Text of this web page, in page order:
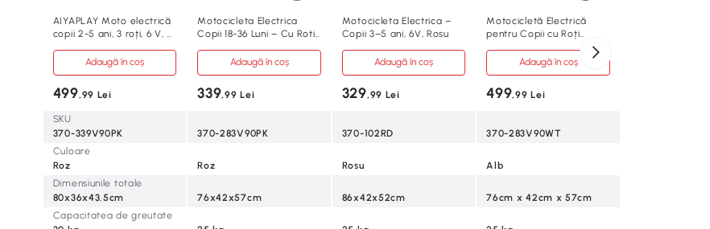
SKU
Culoare
Dimensiunile totale
Capacitatea de greutate
AIYAPLAY Moto electrică
copii 2-5 ani, 3 roți, 6 V, 3
efecte luminoase și
sonore, roz
Adaugă în coș
499,99 Lei
370-339V90PK
Roz
80x36x43.5cm
Motocicleta Electrica
Copii 18‑36 Luni – Cu Roti
Adaugă în coș
339,99 Lei
370-283V90PK
Roz
76x42x57cm
Motocicleta Electrica –
Copii 3–5 ani, 6V, Rosu
Adaugă în coș
329,99 Lei
370-102RD
Rosu
86x42x52cm
Motocicletă Electrică
pentru Copii cu Roți
Adaugă în coș
499,99 Lei
370-283V90WT
Alb
76cm x 42cm x 57cm